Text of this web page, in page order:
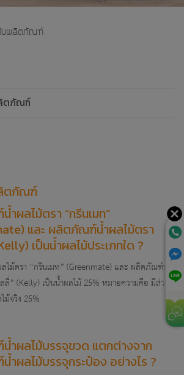
กับผลิตภัณฑ์
ตภัณฑ์
ผลไม้ตรา “กรีนเมท”
และ ผลิตภัณฑ์น้ำผลไม้ตรา
เป็นน้ำผลไม้ประเภทใด ?
ม้ตรา “กรีนเมท” (Greenmate) และ ผลิตภัณฑ์น้ำ
ลี่” (Kelly) เป็นน้ำผลไม้ 25% หมายความคือ มีส่วน
ม้จริง 25%
ำผลไม้บรรจุขวด แตกต่างจาก
ผลไม้บรรจุกระป๋อง อย่างไร ?
ตภัณฑ์